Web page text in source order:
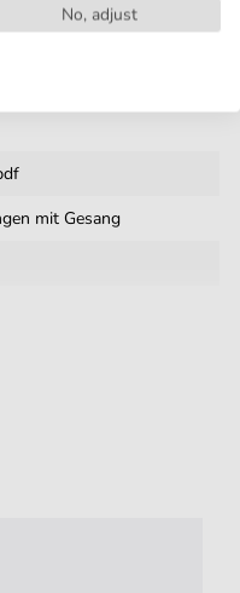
mit Gesang
Verfasser
No, adjust